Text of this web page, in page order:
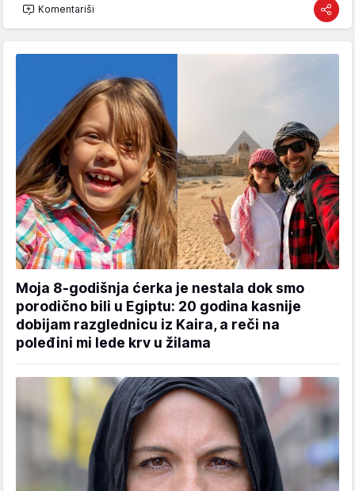
Komentariši
Moja 8-godišnja ćerka je nestala dok smo
porodično bili u Egiptu: 20 godina kasnije
dobijam razglednicu iz Kaira, a reči na
poleđini mi lede krv u žilama